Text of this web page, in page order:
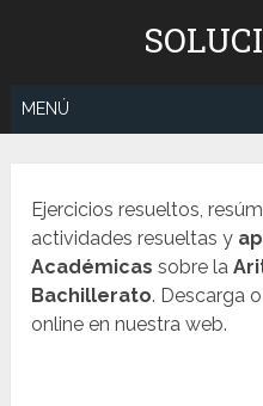
MENÚ
Ejercicios resueltos,
actividades resueltas y
Académicas sobre la
Bachillerato. Descarga
online en nuestra web.